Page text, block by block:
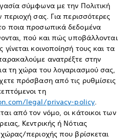
σύμφωνα με την Πολιτική
περιοχή σας. Για περισσότερες
ποια προσωπικά δεδομένα
πού και πώς υποβάλλονται
κοινοποίησή τους και τα
ανατρέξτε στην
τη χώρα του λογαριασμού σας,
πρόσβαση από τις ρυθμίσεις
τη
legal/privacy-policy.
από τον νόμο, οι κάτοικοι των
Κεντρικής ή Νότιας
περιοχής που βρίσκεται